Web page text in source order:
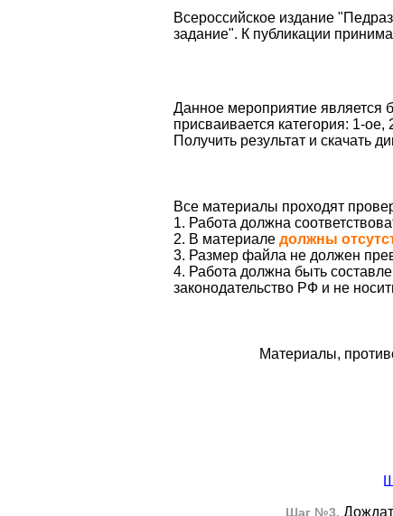
Всероссийское издание
задание". К публикации
Данное мероприятие является
присваивается категория: 1-
Получить результат и
Все материалы проходят
1. Работа должна
2. В материале должны
3. Размер файла не должен
4. Работа должна быть
законодательство РФ и не
Материалы,
Шаг №3.